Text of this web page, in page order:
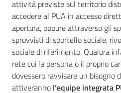
attività previste sul territorio
accedere al PUA in accesso
apertura, oppure attraverso gli
sprovvisti di sportello sociale,
sociale di riferimento. Qualora
rete cui la persona o il proprio
dovessero ravvisare un bisogno
attiveranno l’equipe integrata